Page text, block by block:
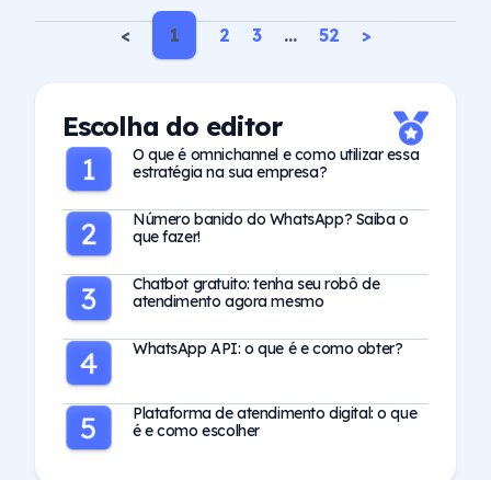
< 1 2 3 … 52 >
Escolha do editor
O que é omnichannel e como utilizar essa
estratégia na sua empresa?
Número banido do WhatsApp? Saiba o
que fazer!
Chatbot gratuito: tenha seu robô de
atendimento agora mesmo
WhatsApp API: o que é e como obter?
Plataforma de atendimento digital: o que
é e como escolher